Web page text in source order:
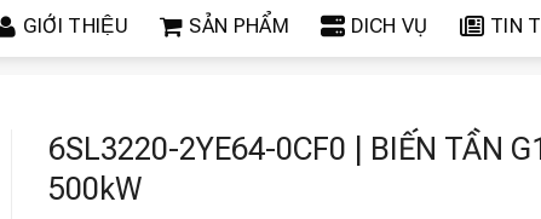
GIỚI THIỆU SẢN PHẨM DICH VỤ TIN
6SL3220-2YE64-0CF0 | BIẾN TẦN
500kW